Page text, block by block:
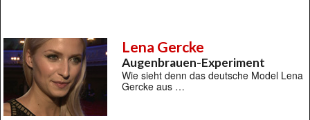
Lena Gercke
Augenbrauen-Experiment
Wie sieht denn das deutsche Model Lena
Gercke aus …